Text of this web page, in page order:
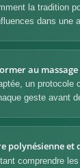
la tradition
dans une
au massage
un protocole
geste avant
polynésienne et
comprendre